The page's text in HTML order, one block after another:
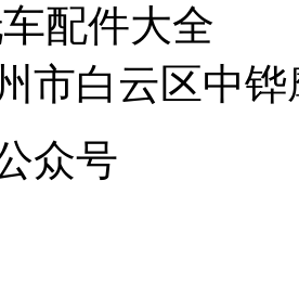
配件大全
市白云区中
众号